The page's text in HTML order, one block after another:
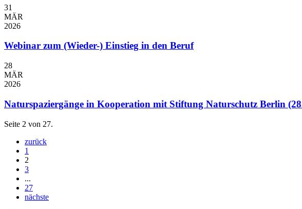
31
MÄR
2026
Webinar zum (Wieder-) Einstieg in den Beruf
28
MÄR
2026
Naturspaziergänge in Kooperation mit Stiftung Naturschutz Berlin
Seite 2 von 27.
zurück
1
2
3
...
27
nächste